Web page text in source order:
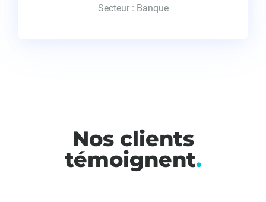
Secteur : Banque
Nos clients
témoignent.